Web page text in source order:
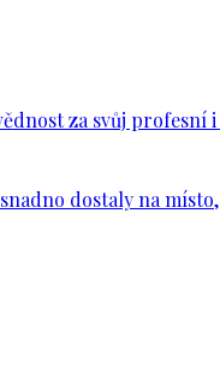
za svůj profesní
dostaly na